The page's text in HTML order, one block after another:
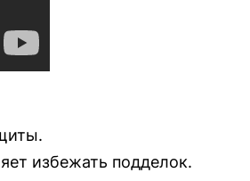
избежать подделок.